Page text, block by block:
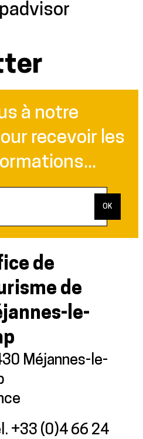
à notre
recevoir les
de
de
le-
Méjannes-le-
+33 (0)4 66 24